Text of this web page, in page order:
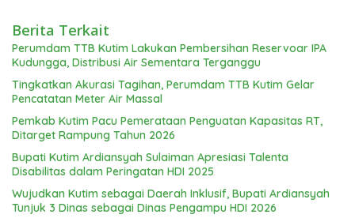
Berita Terkait
Perumdam TTB Kutim Lakukan Pembersihan Reservoar IPA
Kudungga, Distribusi Air Sementara Terganggu
Tingkatkan Akurasi Tagihan, Perumdam TTB Kutim Gelar
Pencatatan Meter Air Massal
Pemkab Kutim Pacu Pemerataan Penguatan Kapasitas RT,
Ditarget Rampung Tahun 2026
Bupati Kutim Ardiansyah Sulaiman Apresiasi Talenta
Disabilitas dalam Peringatan HDI 2025
Wujudkan Kutim sebagai Daerah Inklusif, Bupati Ardiansyah
Tunjuk 3 Dinas sebagai Dinas Pengampu HDI 2026